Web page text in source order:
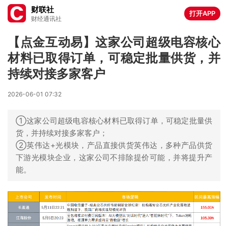
财联社
财经通讯社
打开APP
【点金互动易】这家公司超级电容核心
材料已取得订单，可稳定批量供货，并
持续对接多家客户
2026-06-01 07:32
①这家公司超级电容核心材料已取得订单，可稳定批量供
货，并持续对接多家客户；
②英伟达+光模块，产品直接供货英伟达，多种产品供货
下游光模块企业，这家公司不排除提价可能，并将提升产
能。